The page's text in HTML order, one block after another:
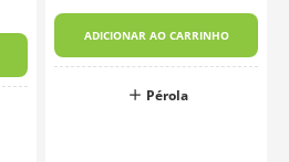
ADICIONAR AO CARRINHO
Pérola